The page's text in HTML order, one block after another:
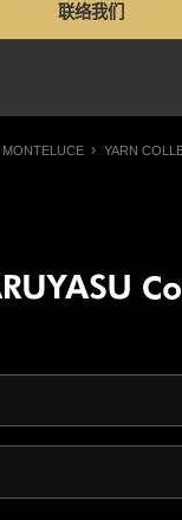
联络我们
MONTELUCE YARN